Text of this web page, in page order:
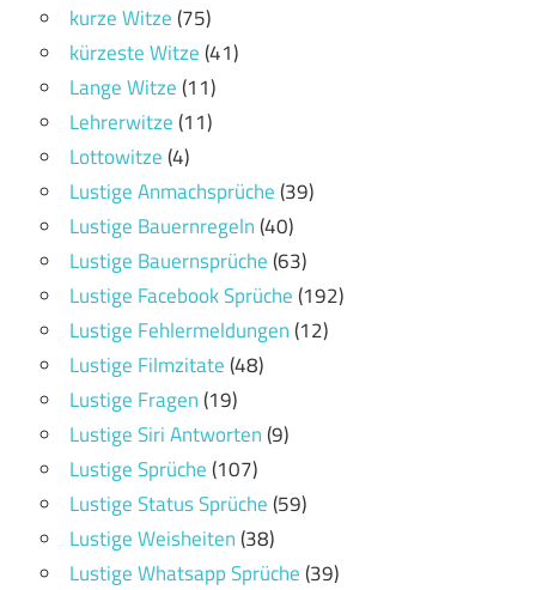
kurze Witze(75)
kürzeste Witze(41)
Lange Witze(11)
Lehrerwitze(11)
Lottowitze(4)
Lustige Anmachsprüche(39)
Lustige Bauernregeln(40)
Lustige Bauernsprüche(63)
Lustige Facebook Sprüche(192)
Lustige Fehlermeldungen(12)
Lustige Filmzitate(48)
Lustige Fragen(19)
Lustige Siri Antworten(9)
Lustige Sprüche(107)
Lustige Status Sprüche(59)
Lustige Weisheiten(38)
Lustige Whatsapp Sprüche(39)